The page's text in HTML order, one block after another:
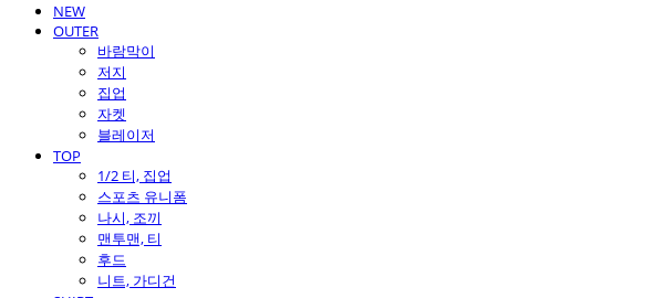
NEW
OUTER
바람막이
저지
집업
자켓
블레이저
TOP
1/2 티, 집업
스포츠 유니폼
나시, 조끼
맨투맨, 티
후드
니트, 가디건